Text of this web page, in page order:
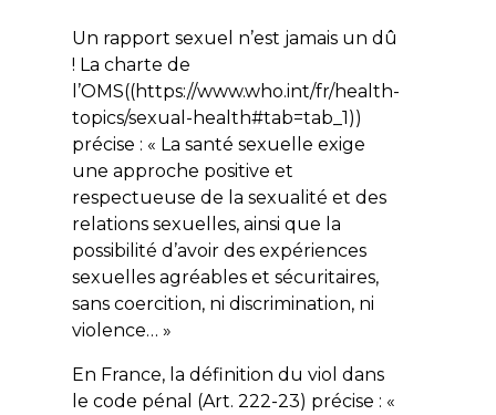
Un rapport sexuel n’est jamais un dû
! La charte de
l’OMS((https://www.who.int/fr/health-
topics/sexual-health#tab=tab_1))
précise : « La santé sexuelle exige
une approche positive et
respectueuse de la sexualité et des
relations sexuelles, ainsi que la
possibilité d’avoir des expériences
sexuelles agréables et sécuritaires,
sans coercition, ni discrimination, ni
violence… »
En France, la définition du viol dans
le code pénal (Art. 222-23) précise : «